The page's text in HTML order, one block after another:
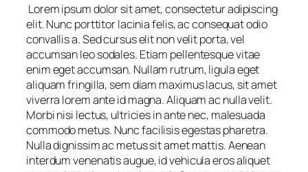
Lorem ipsum dolor sit amet, consectetur adipiscing
elit. Nunc porttitor lacinia felis, ac consequat odio
convallis a. Sed cursus elit non velit porta, vel
accumsan leo sodales. Etiam pellentesque vitae
enim eget accumsan. Nullam rutrum, ligula eget
aliquam fringilla, sem diam maximus lacus, sit amet
viverra lorem ante id magna. Aliquam ac nulla velit.
Morbi nisi lectus, ultricies in ante nec, malesuada
commodo metus. Nunc facilisis egestas pharetra.
Nulla dignissim ac metus sit amet mattis. Aenean
interdum venenatis augue, id vehicula eros aliquet